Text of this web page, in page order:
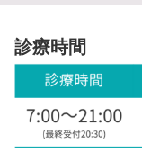
診療時間